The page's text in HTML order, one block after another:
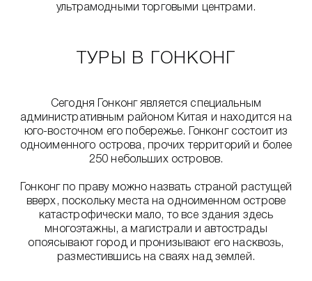
ультрамодными торговыми центрами.
ТУРЫ В ГОНКОНГ
Сегодня Гонконг является специальным
административным районом Китая и находится на
юго-восточном его побережье. Гонконг состоит из
одноименного острова, прочих территорий и более
250 небольших островов.
Гонконг по праву можно назвать страной растущей
вверх, поскольку места на одноименном острове
катастрофически мало, то все здания здесь
многоэтажны, а магистрали и автострады
опоясывают город и пронизывают его насквозь,
разместившись на сваях над землей.